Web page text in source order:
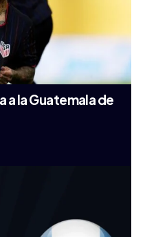
a la Guatemala de